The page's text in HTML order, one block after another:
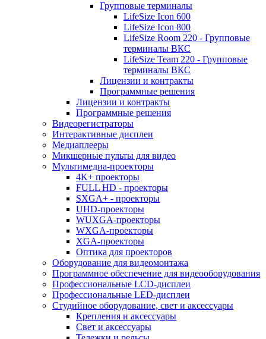
Групповые терминалы
LifeSize Icon 600
LifeSize Icon 800
LifeSize Room 220 - Групповые
терминалы ВКС
LifeSize Team 220 - Групповые
терминалы ВКС
Лицензии и контракты
Программные решения
Лицензии и контракты
Программные решения
Видеорегистраторы
Интерактивные дисплеи
Медиаплееры
Микшерные пульты для видео
Мультимедиа-проекторы
4K+ проекторы
FULL HD - проекторы
SXGA+ - проекторы
UHD-проекторы
WUXGA-проекторы
WXGA-проекторы
XGA-проекторы
Оптика для проекторов
Оборудование для видеомонтажа
Программное обеспечение для видеооборудования
Профессиональные LCD-дисплеи
Профессиональные LED-дисплеи
Студийное оборудование, свет и аксессуары
Крепления и аксессуары
Свет и аксессуары